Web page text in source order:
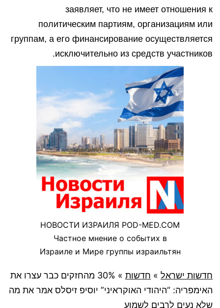
заявляет, что не имеет отношения к
политическим партиям, организациям или
группам, а его финансирование осуществляется
исключительно из средств участников.
НОВОСТИ ИЗРАИЛЯ POD-MED.COM
Частное мнение о событих в
Израиле и Мире группы израильтян
חדשות ישראל » חדשות »
30% מהחזקים כבר עצרו את
האימפריה: “היהודי האוקראיני” יוסיפ זיסלס אמר את מה
שלא נעים לרבים לשמוע